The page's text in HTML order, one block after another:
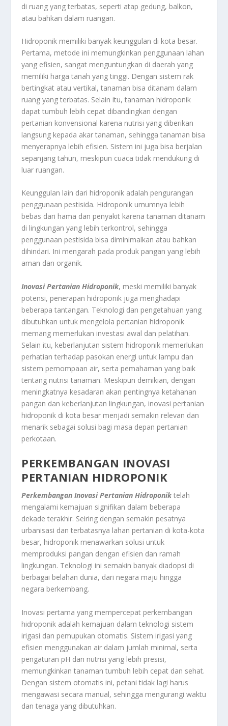
di ruang yang terbatas, seperti atap gedung, balkon,
atau bahkan dalam ruangan.
Hidroponik memiliki banyak keunggulan di kota besar.
Pertama, metode ini memungkinkan penggunaan lahan
yang efisien, sangat menguntungkan di daerah yang
memiliki harga tanah yang tinggi. Dengan sistem rak
bertingkat atau vertikal, tanaman bisa ditanam dalam
ruang yang terbatas. Selain itu, tanaman hidroponik
dapat tumbuh lebih cepat dibandingkan dengan
pertanian konvensional karena nutrisi yang diberikan
langsung kepada akar tanaman, sehingga tanaman bisa
menyerapnya lebih efisien. Sistem ini juga bisa berjalan
sepanjang tahun, meskipun cuaca tidak mendukung di
luar ruangan.
Keunggulan lain dari hidroponik adalah pengurangan
penggunaan pestisida. Hidroponik umumnya lebih
bebas dari hama dan penyakit karena tanaman ditanam
di lingkungan yang lebih terkontrol, sehingga
penggunaan pestisida bisa diminimalkan atau bahkan
dihindari. Ini mengarah pada produk pangan yang lebih
aman dan organik.
Inovasi Pertanian Hidroponik, meski memiliki banyak
potensi, penerapan hidroponik juga menghadapi
beberapa tantangan. Teknologi dan pengetahuan yang
dibutuhkan untuk mengelola pertanian hidroponik
memang memerlukan investasi awal dan pelatihan.
Selain itu, keberlanjutan sistem hidroponik memerlukan
perhatian terhadap pasokan energi untuk lampu dan
sistem pemompaan air, serta pemahaman yang baik
tentang nutrisi tanaman. Meskipun demikian, dengan
meningkatnya kesadaran akan pentingnya ketahanan
pangan dan keberlanjutan lingkungan, inovasi pertanian
hidroponik di kota besar menjadi semakin relevan dan
menarik sebagai solusi bagi masa depan pertanian
perkotaan.
PERKEMBANGAN INOVASI
PERTANIAN HIDROPONIK
Perkembangan Inovasi Pertanian Hidroponiktelah
mengalami kemajuan signifikan dalam beberapa
dekade terakhir. Seiring dengan semakin pesatnya
urbanisasi dan terbatasnya lahan pertanian di kota-kota
besar, hidroponik menawarkan solusi untuk
memproduksi pangan dengan efisien dan ramah
lingkungan. Teknologi ini semakin banyak diadopsi di
berbagai belahan dunia, dari negara maju hingga
negara berkembang.
Inovasi pertama yang mempercepat perkembangan
hidroponik adalah kemajuan dalam teknologi sistem
irigasi dan pemupukan otomatis. Sistem irigasi yang
efisien menggunakan air dalam jumlah minimal, serta
pengaturan pH dan nutrisi yang lebih presisi,
memungkinkan tanaman tumbuh lebih cepat dan sehat.
Dengan sistem otomatis ini, petani tidak lagi harus
mengawasi secara manual, sehingga mengurangi waktu
dan tenaga yang dibutuhkan.